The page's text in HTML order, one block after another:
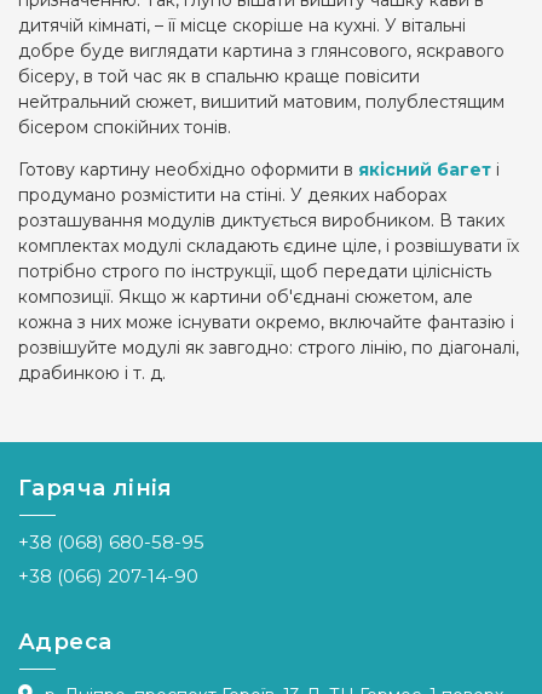
дитячій кімнаті, – її місце скоріше на кухні. У вітальні
добре буде виглядати картина з глянсового, яскравого
бісеру, в той час як в спальню краще повісити
нейтральний сюжет, вишитий матовим, полублестящим
бісером спокійних тонів.
Готову картину необхідно оформити в якісний багет і
продумано розмістити на стіні. У деяких наборах
розташування модулів диктується виробником. В таких
комплектах модулі складають єдине ціле, і розвішувати їх
потрібно строго по інструкції, щоб передати цілісність
композиції. Якщо ж картини об'єднані сюжетом, але
кожна з них може існувати окремо, включайте фантазію і
розвішуйте модулі як завгодно: строго лінію, по діагоналі,
драбинкою і т. д.
Гаряча лінія
+38 (068) 680-58-95
+38 (066) 207-14-90
Адреса